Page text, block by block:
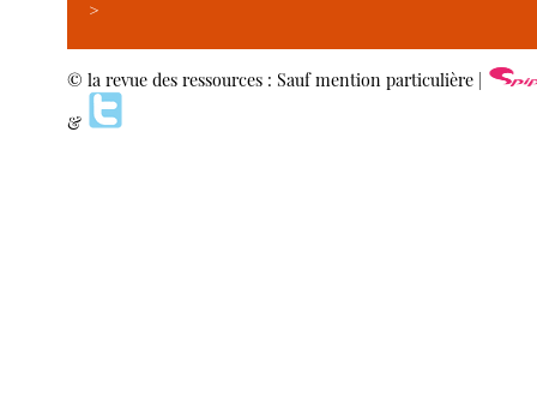
>
© la revue des ressources : Sauf mention particulière |
&